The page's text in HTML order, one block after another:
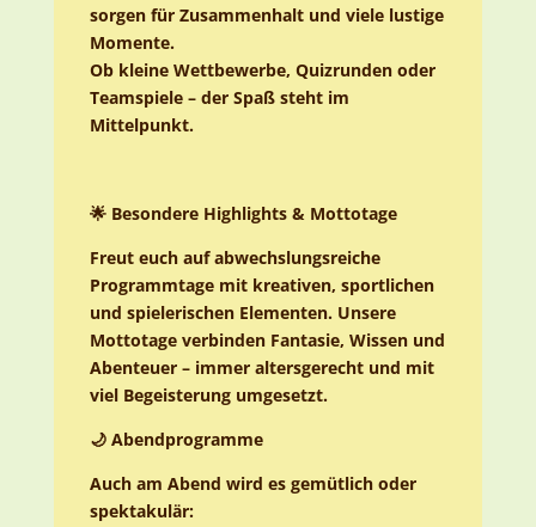
sorgen für Zusammenhalt und viele lustige
Momente.
Ob kleine Wettbewerbe, Quizrunden oder
Teamspiele – der Spaß steht im
Mittelpunkt.
🌟 Besondere Highlights & Mottotage
Freut euch auf abwechslungsreiche
Programmtage mit kreativen, sportlichen
und spielerischen Elementen. Unsere
Mottotage verbinden Fantasie, Wissen und
Abenteuer – immer altersgerecht und mit
viel Begeisterung umgesetzt.
🌙 Abendprogramme
Auch am Abend wird es gemütlich oder
spektakulär: